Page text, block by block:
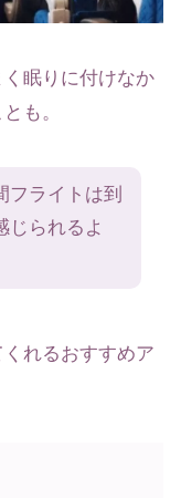
眠りに付けなか
も。
フライトは到
じられるよ
れるおすすめア